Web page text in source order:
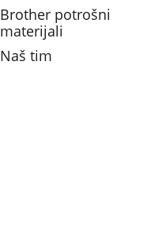
Brother potrošni
materijali
Naš tim